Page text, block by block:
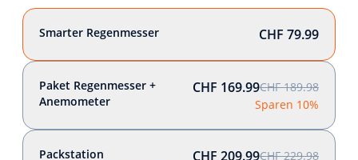
Smarter Regenmesser CHF 79.99
Paket Regenmesser +
Anemometer
CHF 169.99CHF 189.98
Sparen 10%
Packstation
CHF 209.99CHF 229.98